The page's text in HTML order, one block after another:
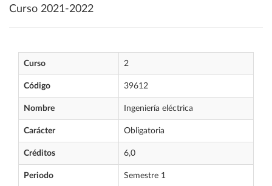
Curso 2021-2022
Curso 2
Código 39612
Nombre Ingeniería eléctrica
Carácter Obligatoria
Créditos 6,0
Periodo Semestre 1